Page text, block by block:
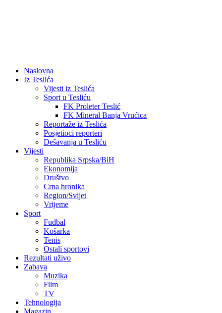
Naslovna
Iz Teslića
Vijesti iz Teslića
Sport u Tesliću
FK Proleter Teslić
FK Mineral Banja Vrućica
Reportaže iz Teslića
Posjetioci reporteri
Dešavanja u Tesliću
Vijesti
Republika Srpska/BiH
Ekonomija
Društvo
Crna hronika
Region/Svijet
Vrijeme
Sport
Fudbal
Košarka
Tenis
Ostali sportovi
Rezultati uživo
Zabava
Muzika
Film
TV
Tehnologija
Magazin